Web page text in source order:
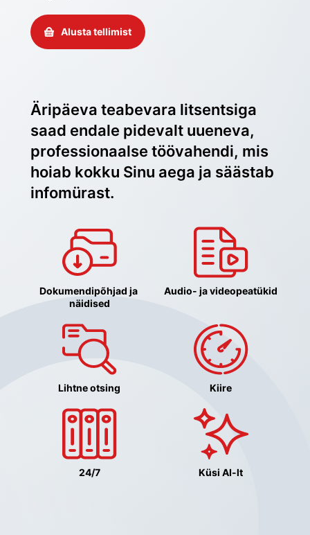
Alusta tellimist
Äripäeva teabevara litsentsiga
saad endale pidevalt uueneva,
professionaalse töövahendi, mis
hoiab kokku Sinu aega ja säästab
infomürast.
Dokumendipõhjad ja
näidised
Audio- ja videopeatükid
Lihtne otsing Kiire
24/7 Küsi AI-lt